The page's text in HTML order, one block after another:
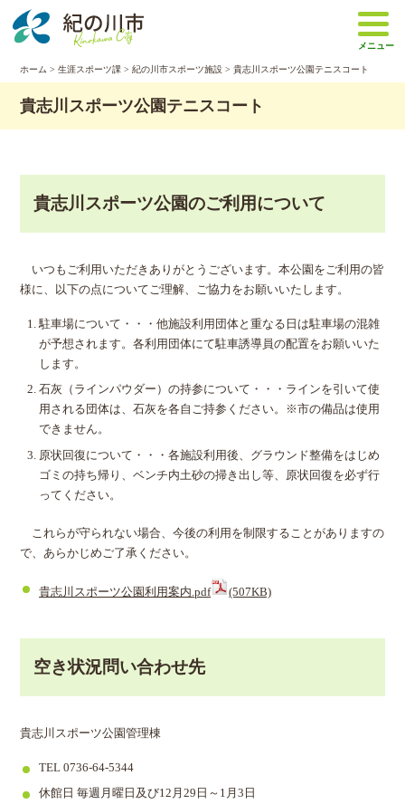
メニュー
ホーム >生涯スポーツ課 >紀の川市スポーツ施設 > 貴志川スポーツ公園テニスコート
貴志川スポーツ公園テニスコート
貴志川スポーツ公園のご利用について
いつもご利用いただきありがとうございます。本公園をご利用の皆
様に、以下の点についてご理解、ご協力をお願いいたします。
駐車場について・・・他施設利用団体と重なる日は駐車場の混雑
が予想されます。各利用団体にて駐車誘導員の配置をお願いいた
します。
石灰（ラインパウダー）の持参について・・・ラインを引いて使
用される団体は、石灰を各自ご持参ください。※市の備品は使用
できません。
原状回復について・・・各施設利用後、グラウンド整備をはじめ
ゴミの持ち帰り、ベンチ内土砂の掃き出し等、原状回復を必ず行
ってください。
これらが守られない場合、今後の利用を制限することがありますの
で、あらかじめご了承ください。
貴志川スポーツ公園利用案内.pdf (507KB)
空き状況問い合わせ先
貴志川スポーツ公園管理棟
TEL 0736-64-5344
休館日 毎週月曜日及び12月29日～1月3日